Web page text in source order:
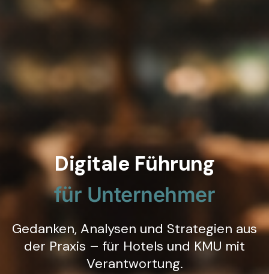
Digitale Führung
für Unternehmer
Gedanken, Analysen und Strategien aus
der Praxis – für Hotels und KMU mit
Verantwortung.